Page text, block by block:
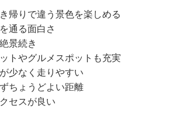
帰りで違う景色を楽しめる
通る面白さ
景続き
トやグルメスポットも充実
少なく走りやすい
ちょうどよい距離
セスが良い